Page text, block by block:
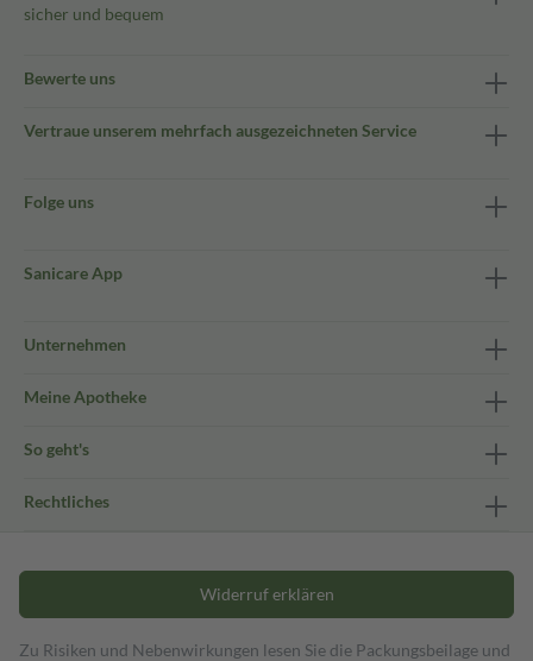
sicher und bequem
Bewerte uns
Vertraue unserem mehrfach ausgezeichneten Service
Folge uns
Sanicare App
Unternehmen
Meine Apotheke
So geht's
Rechtliches
Widerruf erklären
Zu Risiken und Nebenwirkungen lesen Sie die Packungsbeilage und